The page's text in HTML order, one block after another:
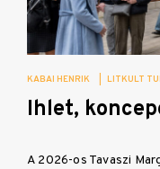
KABAI HENRIK LITKULT
Ihlet,
A 2026-os Tavaszi